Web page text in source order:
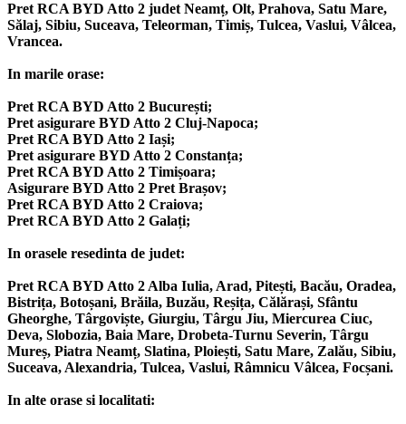
Pret RCA BYD Atto 2 judet Neamț, Olt, Prahova, Satu Mare,
Sălaj, Sibiu, Suceava, Teleorman, Timiș, Tulcea, Vaslui, Vâlcea,
Vrancea.
In marile orase:
Pret RCA BYD Atto 2 București;
Pret asigurare BYD Atto 2 Cluj-Napoca;
Pret RCA BYD Atto 2 Iași;
Pret asigurare BYD Atto 2 Constanța;
Pret RCA BYD Atto 2 Timișoara;
Asigurare BYD Atto 2 Pret Brașov;
Pret RCA BYD Atto 2 Craiova;
Pret RCA BYD Atto 2 Galați;
In orasele resedinta de judet:
Pret RCA BYD Atto 2 Alba Iulia, Arad, Pitești, Bacău, Oradea,
Bistrița, Botoșani, Brăila, Buzău, Reșița, Călărași, Sfântu
Gheorghe, Târgoviște, Giurgiu, Târgu Jiu, Miercurea Ciuc,
Deva, Slobozia, Baia Mare, Drobeta-Turnu Severin, Târgu
Mureș, Piatra Neamț, Slatina, Ploiești, Satu Mare, Zalău, Sibiu,
Suceava, Alexandria, Tulcea, Vaslui, Râmnicu Vâlcea, Focșani.
In alte orase si localitati: